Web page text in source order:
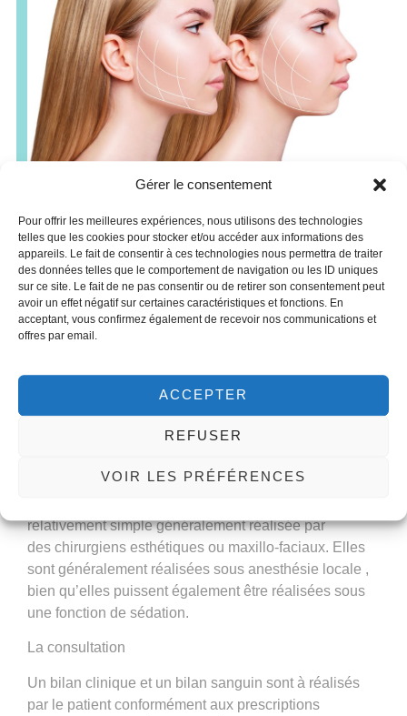
Gérer le consentement
Pour offrir les meilleures expériences, nous utilisons des technologies
telles que les cookies pour stocker et/ou accéder aux informations des
appareils. Le fait de consentir à ces technologies nous permettra de traiter
des données telles que le comportement de navigation ou les ID uniques
sur ce site. Le fait de ne pas consentir ou de retirer son consentement peut
avoir un effet négatif sur certaines caractéristiques et fonctions. En
acceptant, vous confirmez également de recevoir nos communications et
offres par email.
ACCEPTER
REFUSER
VOIR LES PRÉFÉRENCES
patient?
Le principal avantage de labichetomieréside au
niveau la structure et ses ombres du visage: ce
procédé est indiqué pour éliminer les rondeurs de
l’enfance.
Durcir un visage trop rond.
Marquer une mâchoire trop peu visible.
Bichetomie en Tunisie : Comment ça
relativement simple généralement réalisée par
des chirurgiens esthétiques ou maxillo-faciaux. Elles
sont généralement réalisées sous anesthésie locale ,
bien qu’elles puissent également être réalisées sous
une fonction de sédation.
La consultation
Un bilan clinique et un bilan sanguin sont à réalisés
par le patient conformément aux prescriptions